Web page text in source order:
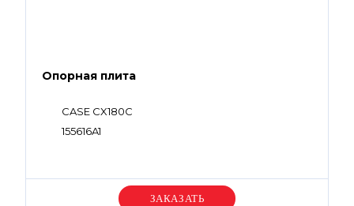
Опорная плита
CASE CX180C
155616A1
Уточняйте цену